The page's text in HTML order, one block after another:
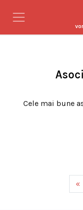
Cele mai bune
«